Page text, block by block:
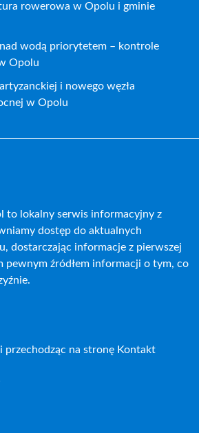
rowerowa w Opolu i gminie
wodą priorytetem – kontrole
Opolu
i nowego węzła
w Opolu
to lokalny serwis informacyjny z
dostęp do aktualnych
dostarczając informacje z pierwszej
pewnym źródłem informacji o tym, co
przechodząc na stronę Kontakt